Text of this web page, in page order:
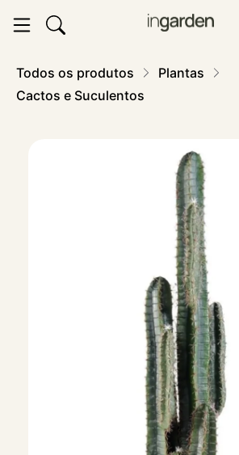
Todos os produtos
Plantas
Cactos e Suculentos